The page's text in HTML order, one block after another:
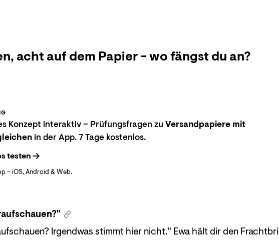
acht auf dem Papier - wo fängst du an?
Konzept interaktiv – Prüfungsfragen zu Versandpapiere mit
in der App. 7 Tage kostenlos.
testen
– iOS, Android & Web.
Irgendwas stimmt hier nicht." Ewa hält dir den